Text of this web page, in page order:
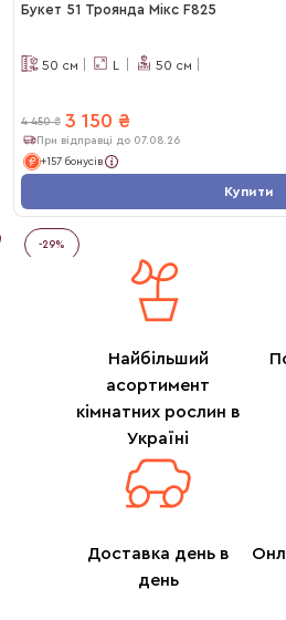
Букет 51 Троянда Мікс F825
50 см L 50 см
4 450 ₴ 3 150 ₴
При відправці до 07.08.26
+157 бонусів
Купити
-29%
Найбільший
асортимент
кімнатних рослин в
Україні
Доставка день в
день